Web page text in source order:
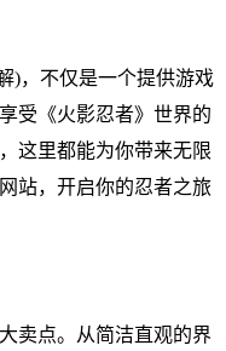
)，不仅是一个提供游戏
受《火影忍者》世界的
这里都能为你带来无限
站，开启你的忍者之旅
卖点。从简洁直观的界